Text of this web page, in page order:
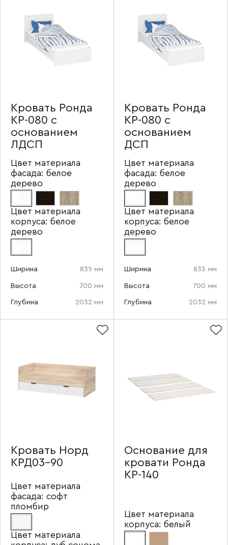
Кровать Ронда
КР-080 с
основанием
ЛДСП
Цвет материала
фасада: белое
дерево
Цвет материала
корпуса: белое
дерево
Ширина 835 мм
Высота 700 мм
Глубина 2032 мм
Кровать Ронда
КР-080 с
основанием
ДСП
Цвет материала
фасада: белое
дерево
Цвет материала
корпуса: белое
дерево
Ширина 835 мм
Высота 700 мм
Глубина 2032 мм
Кровать Норд
КРД03-90
Цвет материала
фасада: софт
пломбир
Цвет материала
Основание для
кровати Ронда
КР-140
Цвет материала
корпуса: белый